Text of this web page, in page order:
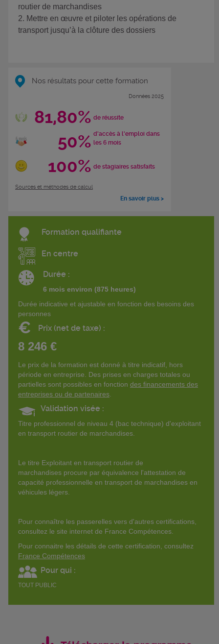
routier de marchandises
2. Mettre en œuvre et piloter les opérations de
transport jusqu’à la clôture des dossiers
Nos résultats pour cette formation
Données 2025
81,80% de réussite
50% d'accès à l'emploi dans
les 6 mois
100% de stagiaires satisfaits
Sources et méthodes de calcul
En savoir plus >
Formation qualifiante
En centre
Durée :
6 mois environ (875 heures)
Durée indicative et ajustable en fonction des besoins des
personnes
€ Prix (net de taxe) :
8 246 €
Le prix de la formation est donné à titre indicatif, hors
période en entreprise. Des prises en charges totales ou
partielles sont possibles en fonction des financements des
entreprises ou de partenaires
Validation visée :
Titre professionnel de niveau 4 (bac technique) d'exploitant
en transport routier de marchandises.
Le titre Exploitant en transport routier de
marchandises procure par équivalence l'attestation de
capacité professionnelle en transport de marchandises en
véhicules légers.
Pour connaître les passerelles vers d'autres certifications,
consultez le site internet de France Compétences.
Pour connaitre les détails de cette certification, consultez
France Compétences
Pour qui :
TOUT PUBLIC